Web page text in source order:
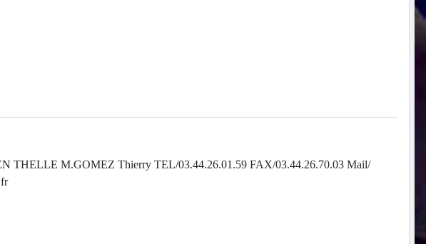
THELLE M.GOMEZ Thierry TEL/03.44.26.01.59 FAX/03.44.26.70.03 Mail/